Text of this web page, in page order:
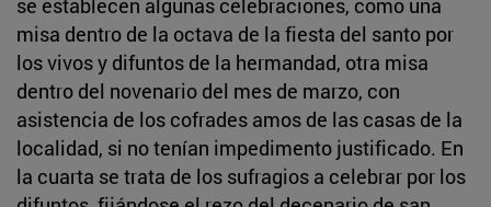
misa dentro de la octava de la fiesta del santo por
los vivos y difuntos de la hermandad, otra misa
dentro del novenario del mes de marzo, con
asistencia de los cofrades amos de las casas de la
localidad, si no tenían impedimento justificado. En
la cuarta se trata de los sufragios a celebrar por los